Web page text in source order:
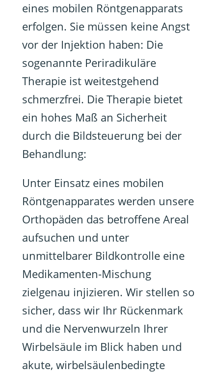
eines mobilen Röntgenapparats
erfolgen. Sie müssen keine Angst
vor der Injektion haben: Die
sogenannte Periradikuläre
Therapie ist weit­estge­hend
schmerz­frei. Die Therapie bietet
ein hohes Maß an Sicherheit
durch die Bildsteuerung bei der
Behandlung:
Unter Einsatz eines mobilen
Röntgenapparates werden unsere
Orthopäden das betroffene Areal
aufsuchen und unter
unmittelbarer Bildkontrolle eine
Medikamenten-Mischung
zielgenau injizieren. Wir stellen so
sicher, dass wir Ihr Rückenmark
und die Nervenwurzeln Ihrer
Wirbelsäule im Blick haben und
akute, wirbelsäulenbedingte